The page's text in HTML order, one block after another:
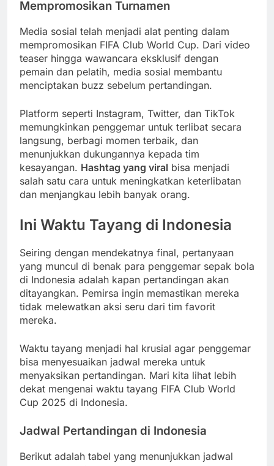
Mempromosikan Turnamen
Media sosial telah menjadi alat penting dalam
mempromosikan FIFA Club World Cup. Dari video
teaser hingga wawancara eksklusif dengan
pemain dan pelatih, media sosial membantu
menciptakan buzz sebelum pertandingan.
Platform seperti Instagram, Twitter, dan TikTok
memungkinkan penggemar untuk terlibat secara
langsung, berbagi momen terbaik, dan
menunjukkan dukungannya kepada tim
kesayangan. Hashtag yang viral bisa menjadi
salah satu cara untuk meningkatkan keterlibatan
dan menjangkau lebih banyak orang.
Ini Waktu Tayang di Indonesia
Seiring dengan mendekatnya final, pertanyaan
yang muncul di benak para penggemar sepak bola
di Indonesia adalah kapan pertandingan akan
ditayangkan. Pemirsa ingin memastikan mereka
tidak melewatkan aksi seru dari tim favorit
mereka.
Waktu tayang menjadi hal krusial agar penggemar
bisa menyesuaikan jadwal mereka untuk
menyaksikan pertandingan. Mari kita lihat lebih
dekat mengenai waktu tayang FIFA Club World
Cup 2025 di Indonesia.
Jadwal Pertandingan di Indonesia
Berikut adalah tabel yang menunjukkan jadwal